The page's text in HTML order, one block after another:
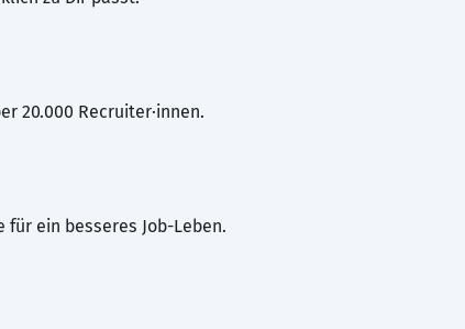
20.000 Recruiter·innen.
ein besseres Job-Leben.